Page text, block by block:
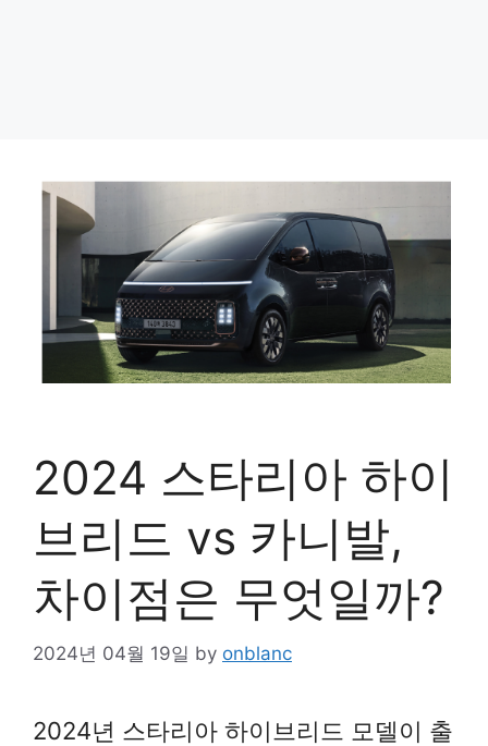
2024 스타리아 하이
브리드 vs 카니발,
차이점은 무엇일까?
2024년 04월 19일 by onblanc
2024년 스타리아 하이브리드 모델이 출